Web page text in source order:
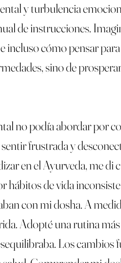
y turbulencia
de instrucciones.
cómo pensar
sino de
no podía abordar por
frustrada y
en el Ayurveda, me di
hábitos de vida
con mi dosha. A
Adopté una rutina
Los